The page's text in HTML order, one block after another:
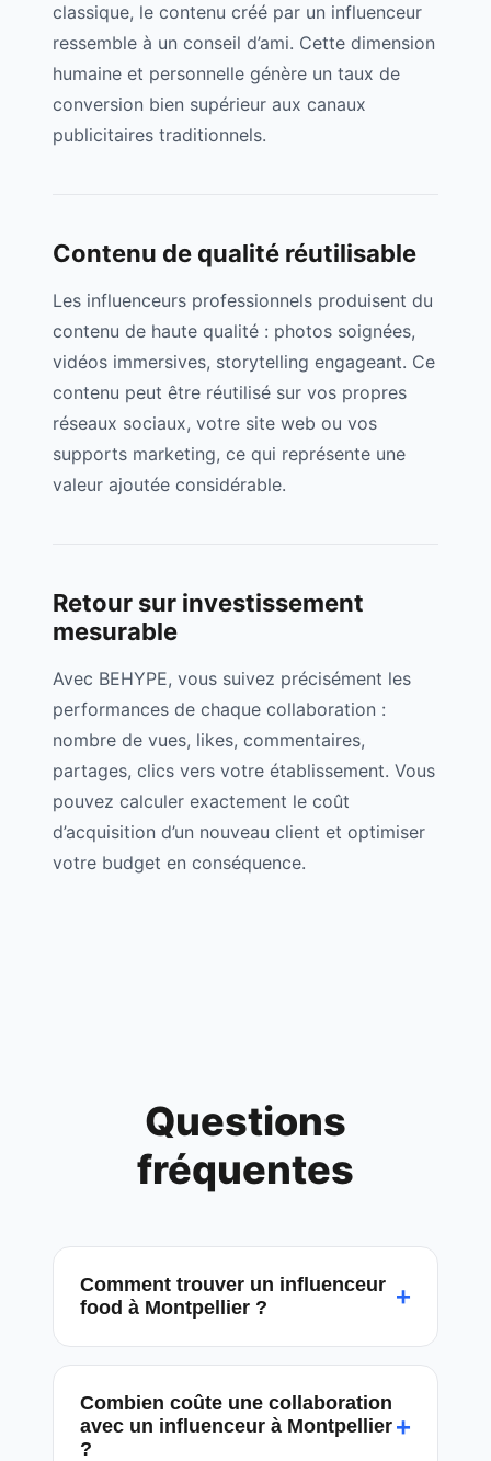
classique, le contenu créé par un influenceur
ressemble à un conseil d’ami. Cette dimension
humaine et personnelle génère un taux de
conversion bien supérieur aux canaux
publicitaires traditionnels.
Contenu de qualité réutilisable
Les influenceurs professionnels produisent du
contenu de haute qualité : photos soignées,
vidéos immersives, storytelling engageant. Ce
contenu peut être réutilisé sur vos propres
réseaux sociaux, votre site web ou vos
supports marketing, ce qui représente une
valeur ajoutée considérable.
Retour sur investissement
mesurable
Avec BEHYPE, vous suivez précisément les
performances de chaque collaboration :
nombre de vues, likes, commentaires,
partages, clics vers votre établissement. Vous
pouvez calculer exactement le coût
d’acquisition d’un nouveau client et optimiser
votre budget en conséquence.
Questions
fréquentes
Comment trouver un influenceur
food à Montpellier ?
+
Combien coûte une collaboration
avec un influenceur à Montpellier
?
+